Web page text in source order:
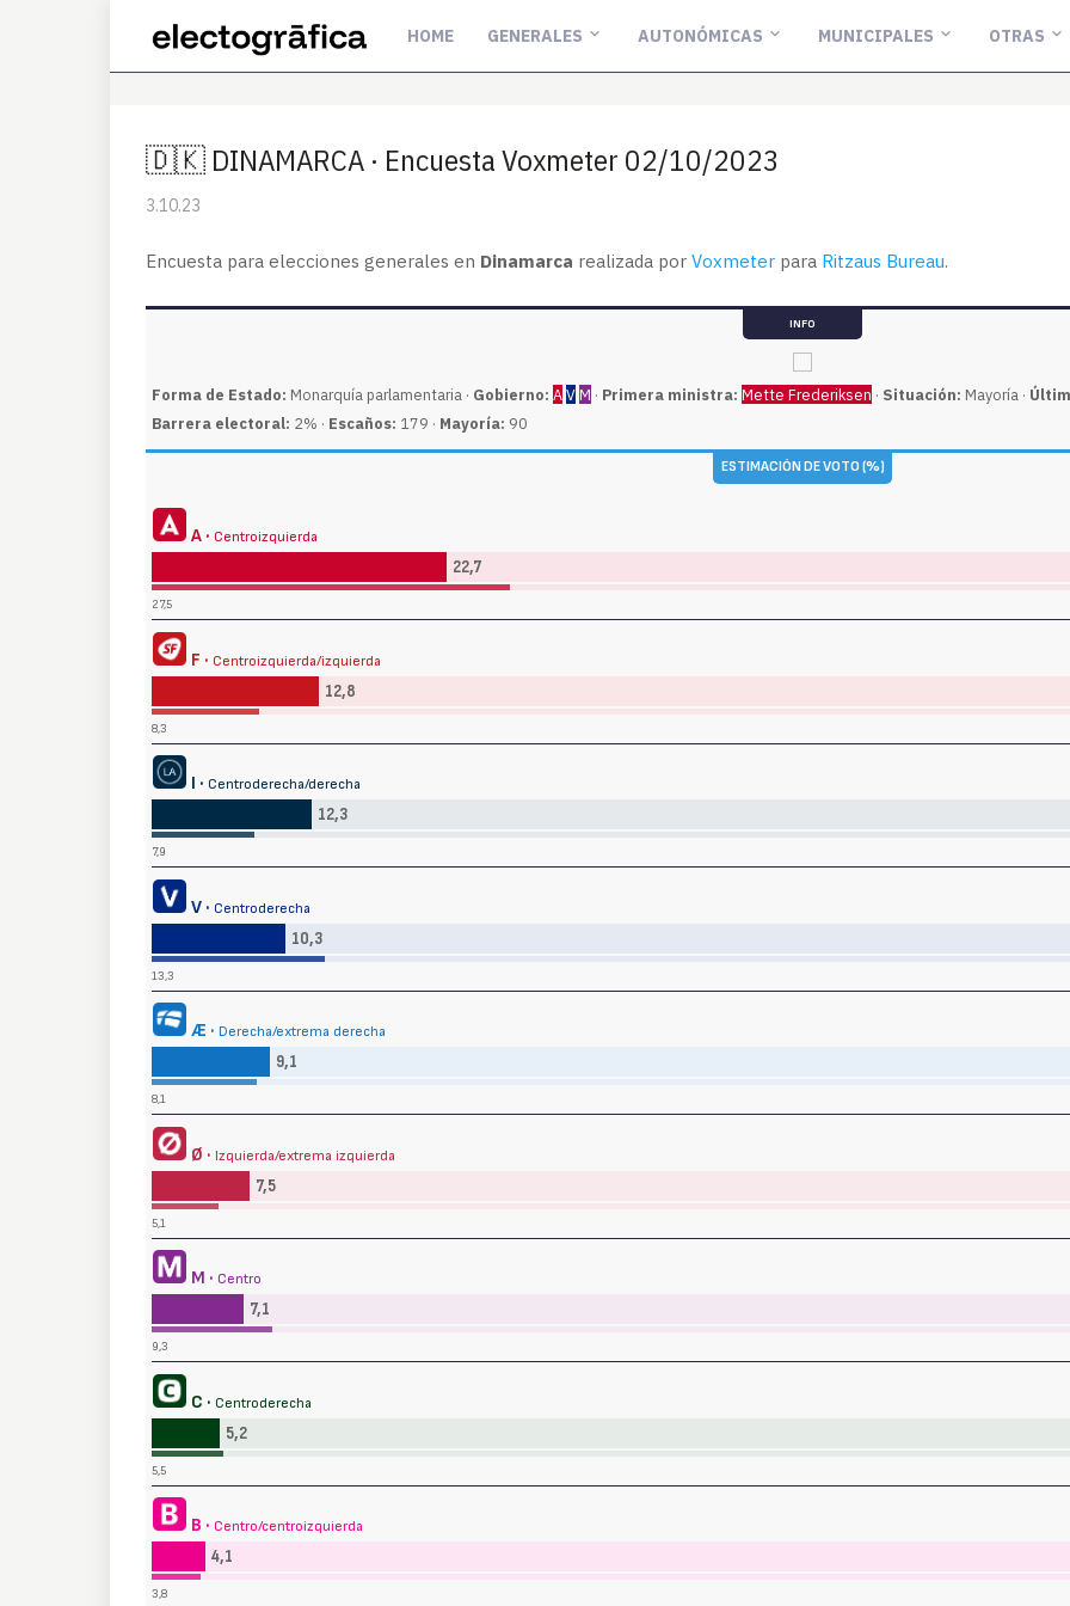
HOME GENERALES AUTONÓMICAS MUNICIPALES OTRAS
🇩🇰 DINAMARCA · Encuesta Voxmeter 02/10/2023
3.10.23
Encuesta para elecciones generales en Dinamarca realizada por Voxmeter para Ritzaus Bureau.
INFO
Forma de Estado: Monarquía parlamentaria · Gobierno: AVM · Primera ministra: Mette Frederiksen · Situación: Mayoría ·
Barrera electoral: 2% · Escaños: 179 · Mayoría: 90
ESTIMACIÓN DE VOTO (%)
A · Centroizquierda
22,7
27,5
F · Centroizquierda/izquierda
12,8
8,3
I · Centroderecha/derecha
12,3
7,9
V · Centroderecha
10,3
13,3
Æ · Derecha/extrema derecha
9,1
8,1
Ø · Izquierda/extrema izquierda
7,5
5,1
M · Centro
7,1
9,3
C · Centroderecha
5,2
5,5
B · Centro/centroizquierda
4,1
3,8